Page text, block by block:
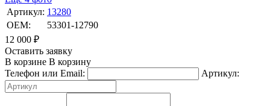
Артикул: 13280
OEM:
53301-12790
12 000 ₽
Оставить заявку
В корзине В корзину
Телефон или Email:
Артикул: